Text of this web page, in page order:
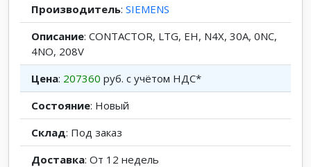
Производитель: SIEMENS
Описание: CONTACTOR, LTG, EH, N4X, 30A, 0NC,
4NO, 208V
Цена: 207360 руб. с учётом НДС*
Состояние: Новый
Склад: Под заказ
Доставка: От 12 недель